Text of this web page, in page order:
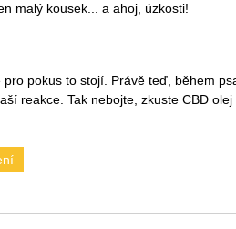
malý kousek... a ahoj, úzkosti!
pokus to stojí. Právě teď, během
reakce. Tak nebojte, zkuste CBD